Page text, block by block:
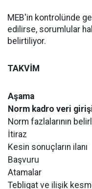
MEB'in kontrolünde
edilirse, sorumlular
belirtiliyor.
TAKVİM
Aşama
Norm kadro veri
Norm fazlalarının
İtiraz
Kesin sonuçların ilanı
Başvuru
Atamalar
Tebligat ve ilişik